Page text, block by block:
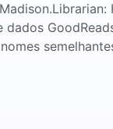
dados